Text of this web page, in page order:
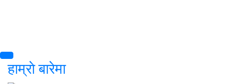
हाम्राे बारेमा